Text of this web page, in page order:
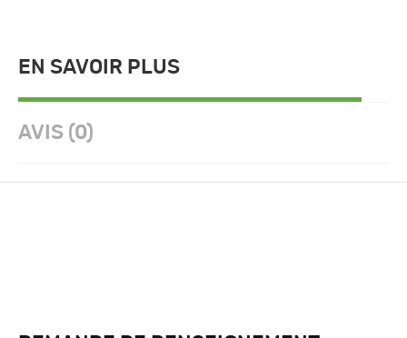
EN SAVOIR PLUS
AVIS (0)